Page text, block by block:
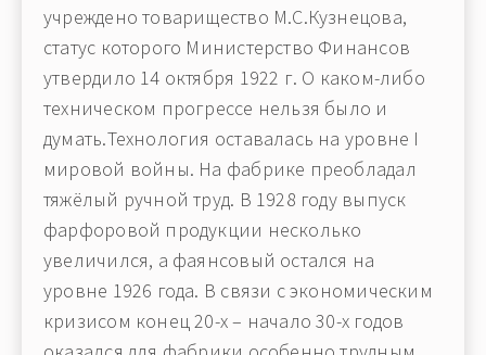
учреждено товарищество М.С.Кузнецова,
статус которого Министерство Финансов
утвердило 14 октября 1922 г. О каком-либо
техническом прогрессе нельзя было и
думать.Технология оставалась на уровне I
мировой войны. На фабрике преобладал
тяжёлый ручной труд. В 1928 году выпуск
фарфоровой продукции несколько
увеличился, а фаянсовый остался на
уровне 1926 года. В связи с экономическим
кризисом конец 20-х – начало 30-х годов